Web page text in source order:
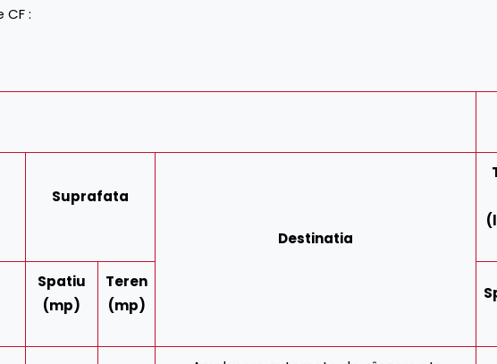
CF :
Suprafata
Destinatia
Spatiu
(mp)
Teren
(mp)